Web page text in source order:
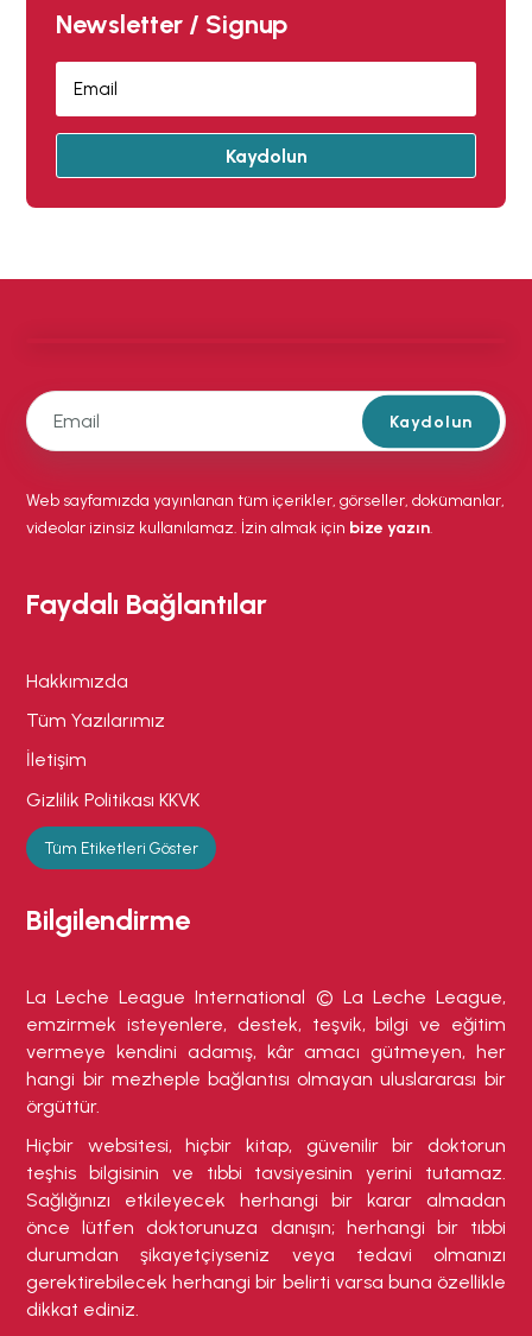
Newsletter / Signup
Kaydolun
Kaydolun
Web sayfamızda yayınlanan tüm içerikler, görseller, dokümanlar,
videolar izinsiz kullanılamaz. İzin almak için bize yazın.
Faydalı Bağlantılar
Hakkımızda
Tüm Yazılarımız
İletişim
Gizlilik Politikası KKVK
Tüm Etiketleri Göster
Bilgilendirme
La Leche League International © La Leche League,
emzirmek isteyenlere, destek, teşvik, bilgi ve eğitim
vermeye kendini adamış, kâr amacı gütmeyen, her
hangi bir mezheple bağlantısı olmayan uluslararası bir
örgüttür.
Hiçbir websitesi, hiçbir kitap, güvenilir bir doktorun
teşhis bilgisinin ve tıbbi tavsiyesinin yerini tutamaz.
Sağlığınızı etkileyecek herhangi bir karar almadan
önce lütfen doktorunuza danışın; herhangi bir tıbbi
durumdan şikayetçiyseniz veya tedavi olmanızı
gerektirebilecek herhangi bir belirti varsa buna özellikle
dikkat ediniz.